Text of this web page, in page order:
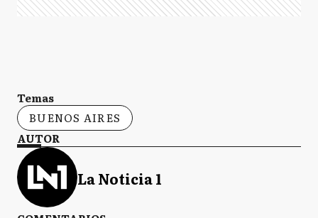
Temas
BUENOS AIRES
AUTOR
La Noticia 1